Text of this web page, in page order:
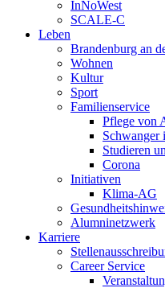
InNoWest
SCALE-C
Leben
Brandenburg an
Wohnen
Kultur
Sport
Familienservice
Pflege von
Schwanger
Studieren
Corona
Initiativen
Klima-AG
Alumninetzwerk
Karriere
Career Service